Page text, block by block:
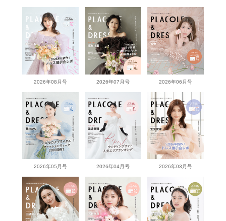
2026年08月号 2026年07月号 2026年06月号
2026年05月号 2026年04月号 2026年03月号